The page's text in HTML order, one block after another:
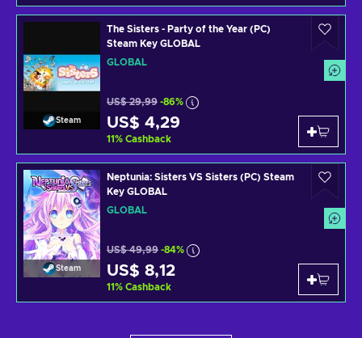
Steam
The Sisters - Party of the Year (PC)
Steam Key GLOBAL
GLOBAL
US$ 29,99 -86%
US$ 4,29
11% Cashback
Steam
Neptunia: Sisters VS Sisters (PC) Steam
Key GLOBAL
GLOBAL
US$ 49,99 -84%
US$ 8,12
11% Cashback